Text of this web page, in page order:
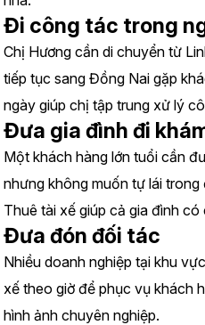
Đi công tác trong
Chị Hương cần di chuyển từ
tiếp tục sang Đồng Nai gặp
ngày giúp chị tập trung xử lý
Đưa gia đình đi
Một khách hàng lớn tuổi cần
nhưng không muốn tự lái
Thuê tài xế giúp cả gia đình
Đưa đón đối tác
Nhiều doanh nghiệp tại khu
xế theo giờ để phục vụ khách
hình ảnh chuyên nghiệp.